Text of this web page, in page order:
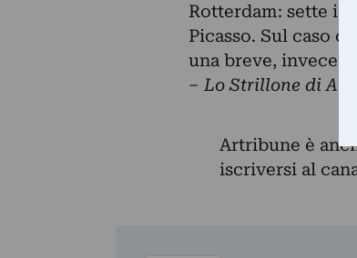
Rotterdam: sette i
Picasso. Sul caso
una breve, invece,
– Lo Strillone di
Artribune è
iscriversi al